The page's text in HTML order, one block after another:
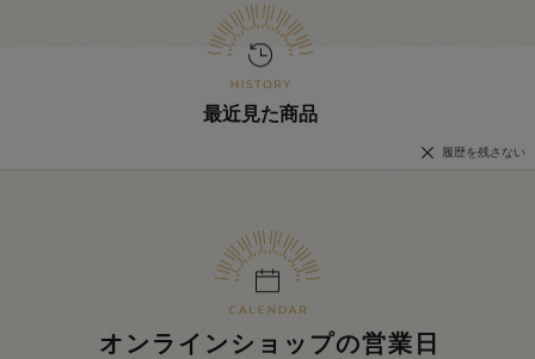
最近見た商品
履歴を残さない
オンラインショップの営業日